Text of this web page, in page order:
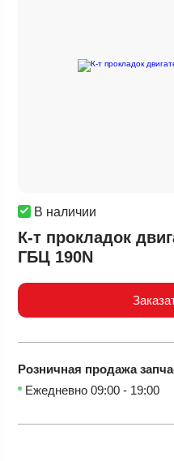
В наличии
К-т прокладок
ГБЦ 190N
Розничная продажа
Ежедневно 09:00 - 19:00